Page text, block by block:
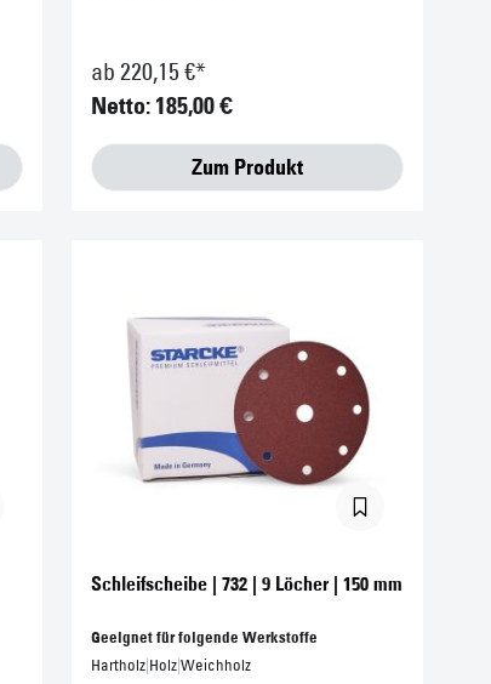
ab 220,15 €*
Netto: 185,00 €
Zum Produkt
Schleifscheibe | 732 | 9 Löcher | 150 mm
Geeignet für folgende Werkstoffe
Hartholz|Holz|Weichholz